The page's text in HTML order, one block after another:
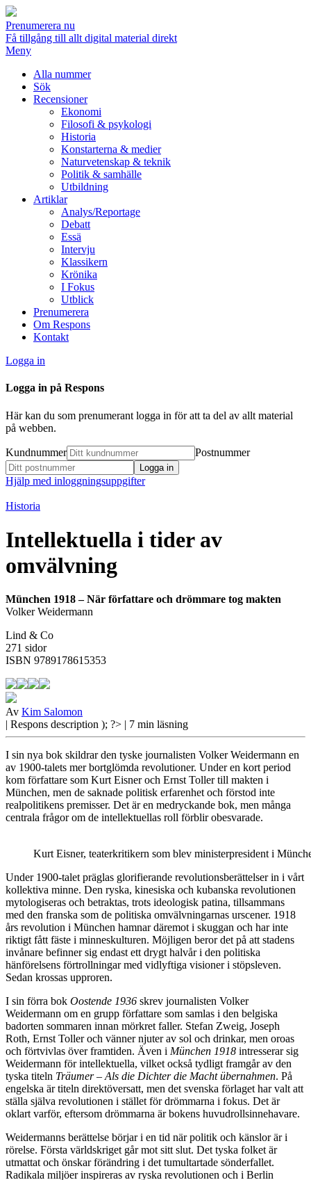
Prenumerera nu
Få tillgång till allt digital material direkt
Meny
Alla nummer
Sök
Recensioner
Ekonomi
Filosofi & psykologi
Historia
Konstarterna & medier
Naturvetenskap & teknik
Politik & samhälle
Utbildning
Artiklar
Analys/Reportage
Debatt
Essä
Intervju
Klassikern
Krönika
I Fokus
Utblick
Prenumerera
Om Respons
Kontakt
Logga in
Logga in på Respons
Här kan du som prenumerant logga in för att ta del av allt material
på webben.
Kundnummer Postnummer
Hjälp med inloggningsuppgifter
Historia
Intellektuella i tider av
omvälvning
München 1918 – När författare och drömmare tog makten
Volker Weidermann
Lind & Co
271 sidor
ISBN 9789178615353
Av Kim Salomon
| Respons description ); ?> | 7 min läsning
I sin nya bok skildrar den tyske journalisten Volker Weidermann en
av 1900-talets mer bortglömda revolutioner. Under en kort period
kom författare som Kurt Eisner och Ernst Toller till makten i
München, men de saknade politisk erfarenhet och förstod inte
realpolitikens premisser. Det är en medryckande bok, men många
centrala frågor om de intellektuellas roll förblir obesvarade.
Kurt Eisner, teaterkritikern som blev ministerpresident i
Under 1900-talet präglas glorifierande revolutionsberättelser in i vårt
kollektiva minne. Den ryska, kinesiska och kubanska revolutionen
mytologiseras och betraktas, trots ideologisk patina, tillsammans
med den franska som de politiska omvälvningarnas urscener. 1918
års revolution i München hamnar däremot i skuggan och har inte
riktigt fått fäste i minneskulturen. Möjligen beror det på att stadens
invånare befinner sig endast ett drygt halvår i den politiska
hänförelsens förtrollningar med vidlyftiga visioner i stöpsleven.
Sedan krossas upproren.
I sin förra bok Oostende 1936 skrev journalisten Volker
Weidermann om en grupp författare som samlas i den belgiska
badorten sommaren innan mörkret faller. Stefan Zweig, Joseph
Roth, Ernst Toller och vänner njuter av sol och drinkar, men oroas
och förtvivlas över framtiden. Även i München 1918 intresserar sig
Weidermann för intellektuella, vilket också tydligt framgår av den
tyska titeln Träumer – Als die Dichter die Macht übernahmen. På
engelska är titeln direktöversatt, men det svenska förlaget har valt att
ställa själva revolutionen i stället för drömmarna i fokus. Det är
oklart varför, eftersom drömmarna är bokens huvudrollsinnehavare.
Weidermanns berättelse börjar i en tid när politik och känslor är i
rörelse. Första världskriget går mot sitt slut. Det tyska folket är
utmattat och önskar förändring i det tumultartade sönderfallet.
Radikala miljöer inspireras av ryska revolutionen och i Berlin